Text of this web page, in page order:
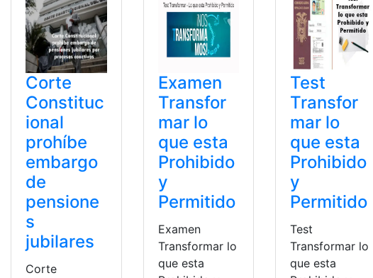
Corte
Constituc
ional
prohíbe
embargo
de
pensione
s
jubilares
Corte
Examen
Transfor
mar lo
que esta
Prohibido
y
Permitido
Examen
Transformar lo
que esta
Test
Transfor
mar lo
que esta
Prohibido
y
Permitido
Test
Transformar lo
que esta